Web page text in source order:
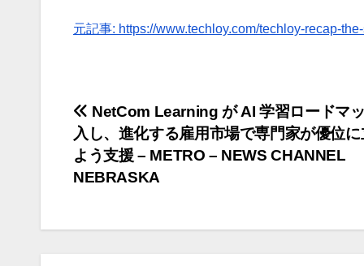
元記事: https://www.techloy.com/techloy-recap-
投
稿
ナ
NetCom Learning が AI 学習ロードマ
入し、進化する雇用市場で専門家が優位
よう支援 – METRO – NEWS CHANNEL
NEBRASKA